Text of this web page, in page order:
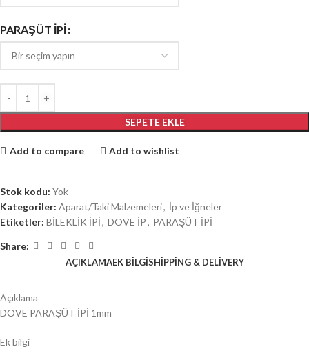
PARAŞÜT İPI
SEPETE EKLE
Add to compare Add to wishlist
Stok kodu: Yok
Kategoriler: Aparat/Taki Malzemeleri, İp ve İğneler
Etiketler: BİLEKLİK İPİ, DOVE İP, PARAŞÜT İPİ
Share:
AÇIKLAMAEK BILGISHIPPING & DELIVERY
Açıklama
DOVE PARAŞÜT İPİ 1mm
Ek bilgi